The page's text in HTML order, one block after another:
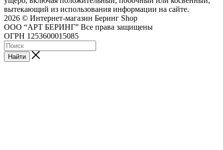
вытекающий из использования информации на сайте.
2026 © Интернет-магазин Беринг Shop
ООО “АРТ БЕРИНГ” Все права защищены
ОГРН 1253600015085
Найти